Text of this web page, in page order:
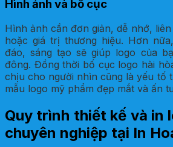
Hình ảnh và bố cục
Hình ảnh cần đơn giản, dễ nhớ,
hoặc giá trị thương hiệu. Hơn
đáo, sáng tạo sẽ giúp logo của
đông. Đồng thời bố cục logo hài
chịu cho người nhìn cũng là yếu tố
mẫu logo mỹ phẩm đẹp mắt và ấn
Quy trình thiết kế và in
chuyên nghiệp tại In